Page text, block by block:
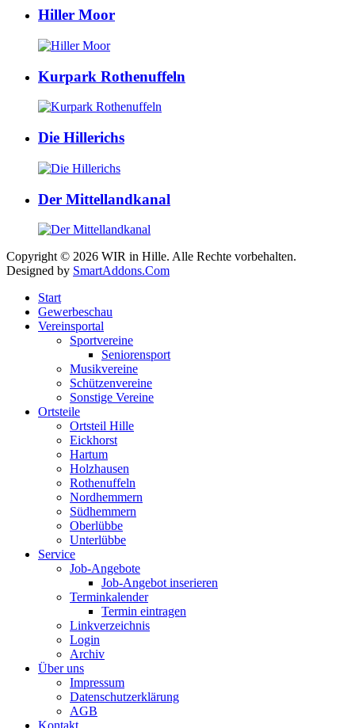
Hiller Moor
Kurpark Rothenuffeln
Die Hillerichs
Der Mittellandkanal
Copyright © 2026 WIR in Hille. Alle Rechte vorbehalten.
Designed by SmartAddons.Com
Start
Gewerbeschau
Vereinsportal
Sportvereine
Seniorensport
Musikvereine
Schützenvereine
Sonstige Vereine
Ortsteile
Ortsteil Hille
Eickhorst
Hartum
Holzhausen
Rothenuffeln
Nordhemmern
Südhemmern
Oberlübbe
Unterlübbe
Service
Job-Angebote
Job-Angebot inserieren
Terminkalender
Termin eintragen
Linkverzeichnis
Login
Archiv
Über uns
Impressum
Datenschutzerklärung
AGB